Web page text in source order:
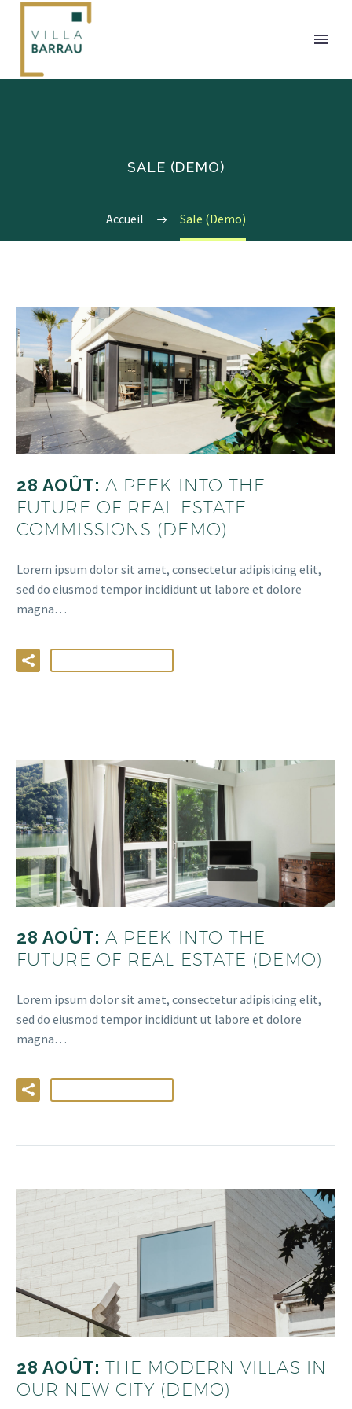
SALE (DEMO)
Accueil Sale (Demo)
28 AOÛT: A PEEK INTO THE
FUTURE OF REAL ESTATE
COMMISSIONS (DEMO)
Lorem ipsum dolor sit amet, consectetur adipisicing elit,
sed do eiusmod tempor incididunt ut labore et dolore
magna…
28 AOÛT: A PEEK INTO THE
FUTURE OF REAL ESTATE (DEMO)
Lorem ipsum dolor sit amet, consectetur adipisicing elit,
sed do eiusmod tempor incididunt ut labore et dolore
magna…
28 AOÛT: THE MODERN VILLAS IN
OUR NEW CITY (DEMO)